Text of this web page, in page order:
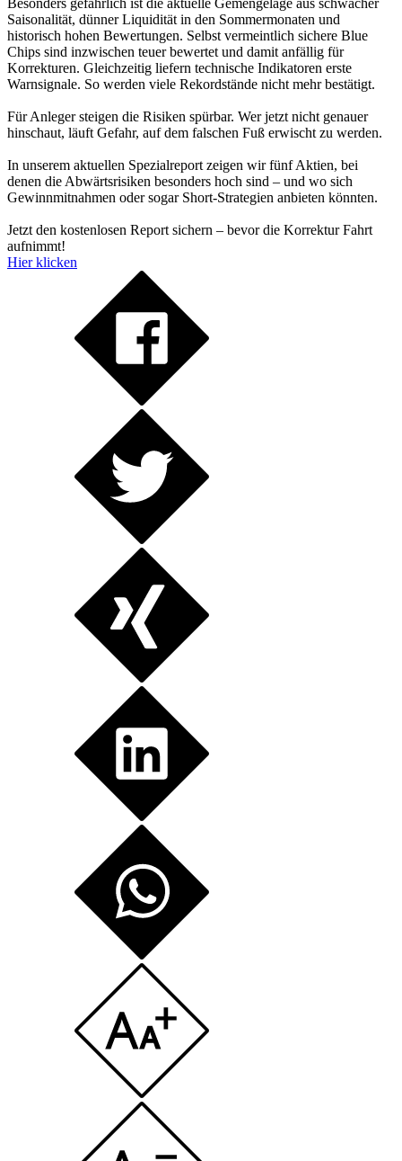
Saisonalität, dünner Liquidität in den Sommermonaten und
historisch hohen Bewertungen. Selbst vermeintlich sichere Blue
Chips sind inzwischen teuer bewertet und damit anfällig für
Korrekturen. Gleichzeitig liefern technische Indikatoren erste
Warnsignale. So werden viele Rekordstände nicht mehr bestätigt.
Für Anleger steigen die Risiken spürbar. Wer jetzt nicht genauer
hinschaut, läuft Gefahr, auf dem falschen Fuß erwischt zu werden.
In unserem aktuellen Spezialreport zeigen wir fünf Aktien, bei
denen die Abwärtsrisiken besonders hoch sind – und wo sich
Gewinnmitnahmen oder sogar Short-Strategien anbieten könnten.
Jetzt den kostenlosen Report sichern – bevor die Korrektur Fahrt
aufnimmt!
Hier klicken